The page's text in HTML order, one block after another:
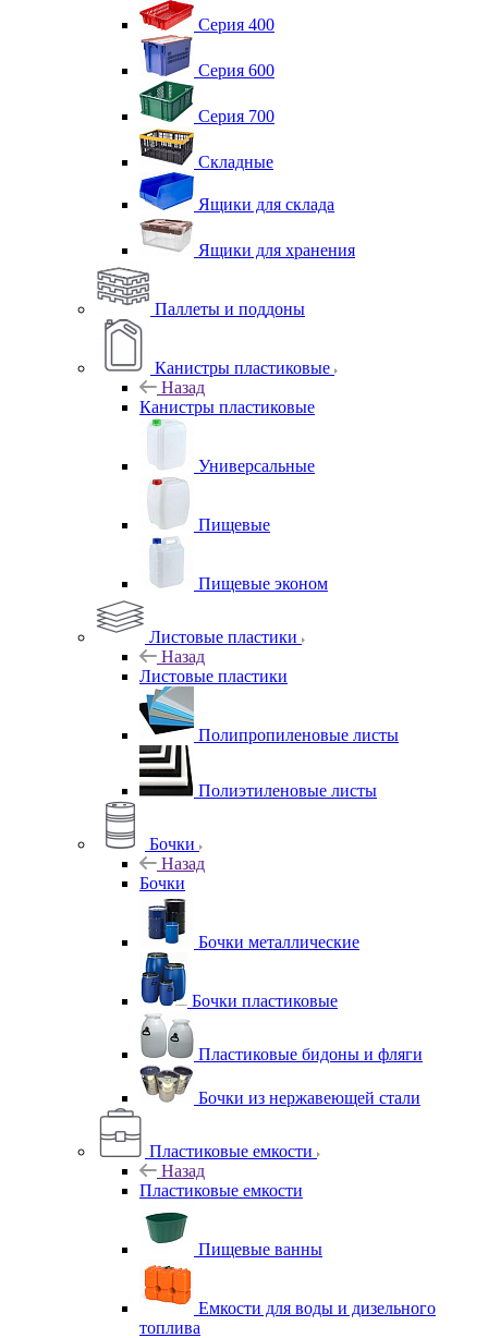
Серия 400
Серия 600
Серия 700
Складные
Ящики для склада
Ящики для хранения
Паллеты и поддоны
Канистры пластиковые
Назад
Канистры пластиковые
Универсальные
Пищевые
Пищевые эконом
Листовые пластики
Назад
Листовые пластики
Полипропиленовые листы
Полиэтиленовые листы
Бочки
Назад
Бочки
Бочки металлические
Бочки пластиковые
Пластиковые бидоны и фляги
Бочки из нержавеющей стали
Пластиковые емкости
Назад
Пластиковые емкости
Пищевые ванны
Емкости для воды и дизельного
топлива